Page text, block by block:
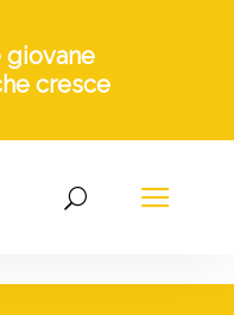
giovane
cresce